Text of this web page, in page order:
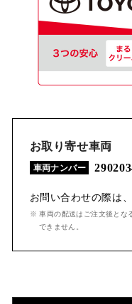
お取り寄せ車両
車両ナンバー
お問い合わせの際は
※ 車両の配送はご注文後とな
できません。